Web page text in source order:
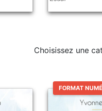
Choisissez une
FORMAT